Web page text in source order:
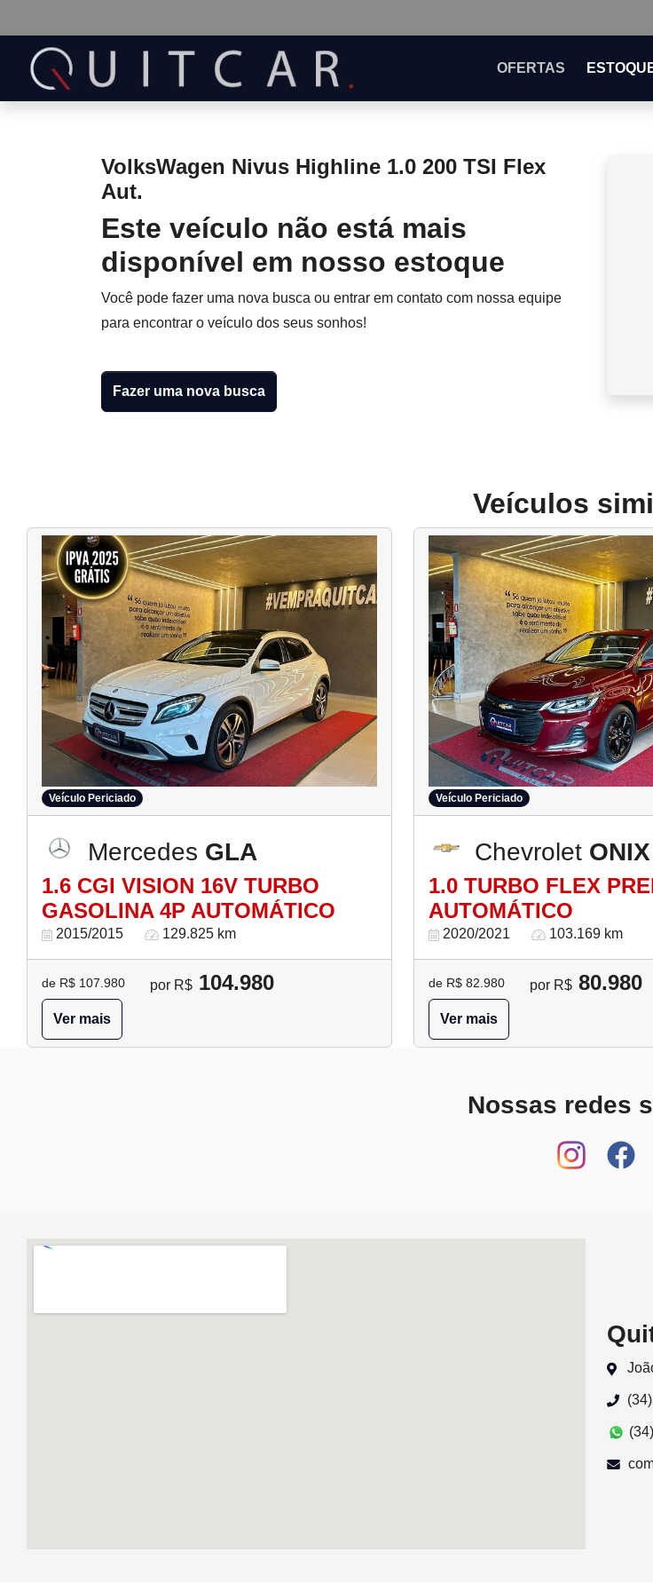
OFERTAS
VolksWagen Nivus Highline 1.0 200 TSI Flex
Aut.
Este veículo não está mais
disponível em nosso estoque
Você pode fazer uma nova busca ou entrar em contato com nossa equipe
para encontrar o veículo dos seus sonhos!
Fazer uma nova busca
Veículos
Veículo Periciado
Mercedes GLA
1.6 CGI VISION 16V TURBO
GASOLINA 4P AUTOMÁTICO
2015/2015 129.825 km
de R$ 107.980 por R$ 104.980
Ver mais
Veículo Periciado
Chevrolet ONIX
1.0 TURBO FLEX
AUTOMÁTICO
2020/2021 103.169 km
de R$ 82.980 por R$ 80.980
Ver mais
Nossas redes